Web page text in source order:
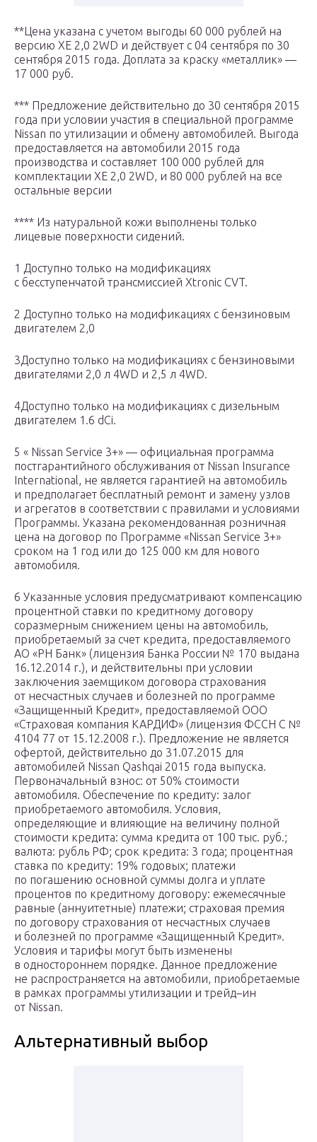
**Цена указана с учетом выгоды 60 000 рублей на
версию XE 2,0 2WD и действует с 04 сентября по 30
сентября 2015 года. Доплата за краску «металлик» —
17 000 руб.
*** Предложение действительно до 30 сентября 2015
года при условии участия в специальной программе
Nissan по утилизации и обмену автомобилей. Выгода
предоставляется на автомобили 2015 года
производства и составляет 100 000 рублей для
комплектации XE 2,0 2WD, и 80 000 рублей на все
остальные версии
**** Из натуральной кожи выполнены только
лицевые поверхности сидений.
1 Доступно только на модификациях
с бесступенчатой трансмиссией Xtronic CVT.
2 Доступно только на модификациях с бензиновым
двигателем 2,0
3Доступно только на модификациях с бензиновыми
двигателями 2,0 л 4WD и 2,5 л 4WD.
4Доступно только на модификациях с дизельным
двигателем 1.6 dCi.
5 « Nissan Service 3+» — официальная программа
постгарантийного обслуживания от Nissan Insurance
International, не является гарантией на автомобиль
и предполагает бесплатный ремонт и замену узлов
и агрегатов в соответствии с правилами и условиями
Программы. Указана рекомендованная розничная
цена на договор по Программе «Nissan Service 3+»
сроком на 1 год или до 125 000 км для нового
автомобиля.
6 Указанные условия предусматривают компенсацию
процентной ставки по кредитному договору
соразмерным снижением цены на автомобиль,
приобретаемый за счет кредита, предоставляемого
АО «РН Банк» (лицензия Банка России № 170 выдана
16.12.2014 г.), и действительны при условии
заключения заемщиком договора страхования
от несчастных случаев и болезней по программе
«Защищенный Кредит», предоставляемой ООО
«Страховая компания КАРДИФ» (лицензия ФССН С №
4104 77 от 15.12.2008 г.). Предложение не является
офертой, действительно до 31.07.2015 для
автомобилей Nissan Qashqai 2015 года выпуска.
Первоначальный взнос: от 50% стоимости
автомобиля. Обеспечение по кредиту: залог
приобретаемого автомобиля. Условия,
определяющие и влияющие на величину полной
стоимости кредита: сумма кредита от 100 тыс. руб.;
валюта: рубль РФ; срок кредита: 3 года; процентная
ставка по кредиту: 19% годовых; платежи
по погашению основной суммы долга и уплате
процентов по кредитному договору: ежемесячные
равные (аннуитетные) платежи; страховая премия
по договору страхования от несчастных случаев
и болезней по программе «Защищенный Кредит».
Условия и тарифы могут быть изменены
в одностороннем порядке. Данное предложение
не распространяется на автомобили, приобретаемые
в рамках программы утилизации и трейд–ин
от Nissan.
Альтернативный выбор